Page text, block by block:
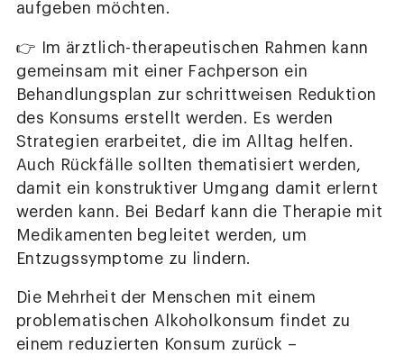
aufgeben möchten.
👉 Im ärztlich-therapeutischen Rahmen kann
gemeinsam mit einer Fachperson ein
Behandlungsplan zur schrittweisen Reduktion
des Konsums erstellt werden. Es werden
Strategien erarbeitet, die im Alltag helfen.
Auch Rückfälle sollten thematisiert werden,
damit ein konstruktiver Umgang damit erlernt
werden kann. Bei Bedarf kann die Therapie mit
Medikamenten begleitet werden, um
Entzugssymptome zu lindern.
Die Mehrheit der Menschen mit einem
problematischen Alkoholkonsum findet zu
einem reduzierten Konsum zurück –